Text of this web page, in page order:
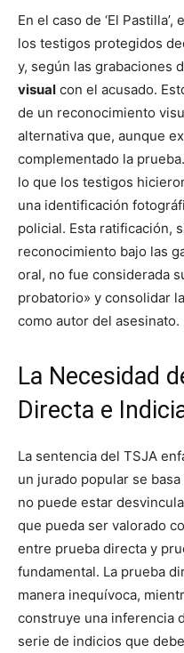
En el caso de ‘El
los testigos protegidos
y, según las grabaciones
visual con el acusado.
de un reconocimiento
alternativa que, aunque
complementado la
lo que los testigos
una identificación
policial. Esta ratificación,
reconocimiento bajo las
oral, no fue considerada
probatorio» y consolidar
como autor del asesinato.
La Necesidad
Directa e
La sentencia del TSJA
un jurado popular se
no puede estar
que pueda ser valorado
entre prueba directa y
fundamental. La prueba
manera inequívoca,
construye una inferencia
serie de indicios que